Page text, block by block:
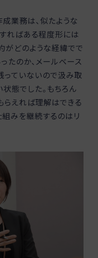
業務は、似たような
ればある程度形には
がどのような経緯でで
たのか、メールベース
っていないので汲み取
態でした。もちろん
らえれば理解はできる
みを継続するのはリ